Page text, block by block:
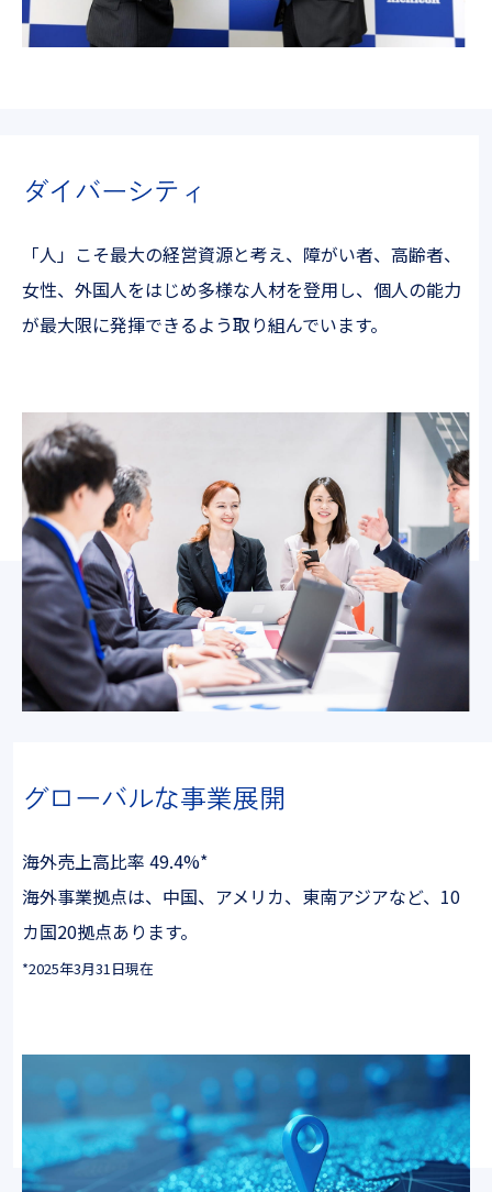
ダイバーシティ
「人」こそ最大の経営資源と考え、障がい者、高齢者、
女性、外国人をはじめ多様な人材を登用し、個人の能力
が最大限に発揮できるよう取り組んでいます。
グローバルな事業展開
海外売上高比率 49.4%*
海外事業拠点は、中国、アメリカ、東南アジアなど、10
カ国20拠点あります。
*2025年3月31日現在